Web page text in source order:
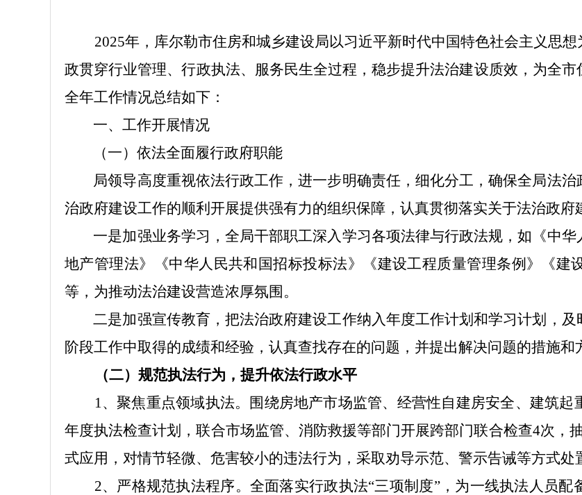
2025年，库尔勒市住房和城乡建设局以习近平新时代中国特色社会主义思
政贯穿行业管理、行政执法、服务民生全过程，稳步提升法治建设质效，为全
全年工作情况总结如下：
一、工作开展情况
（一）依法全面履行政府职能
局领导高度重视依法行政工作，进一步明确责任，细化分工，确保全局法
治政府建设工作的顺利开展提供强有力的组织保障，认真贯彻落实关于法治政府
一是加强业务学习 ， 全局干部职工深入学习各项法律与行政法规，如《中
地产管理法》《中华人民共和国招标投标法》《建设工程质量管理条例》《建
等，为推动法治建设营造浓厚氛围。
二是加强宣传教育，把法治政府建设工作纳入年度工作计划和学习计划，及
阶段工作中取得的成绩和经验，认真查找存在的问题，并提出解决问题的措施和
（二） 规范执法行为，提升依法行政水平
1、 聚焦重点领域执法。
围绕房地产市场监管、经营性自建房安全、建筑
年度执法检查计划，联合市场监管、消防救援等部门开展跨部门联合检查4次，
式应用，对情节轻微、危害较小的违法行为，采取劝导示范、警示告诫等方式处
2、 严格规范执法程序。 全面落实行政执法“三项制度”，为一线执法人员配